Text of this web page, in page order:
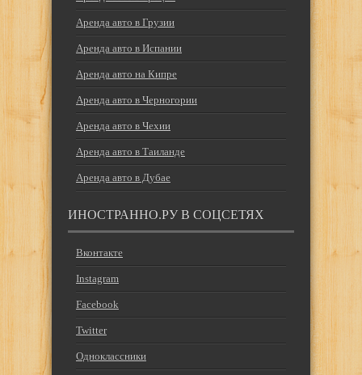
Аренда авто в Грузии
Аренда авто в Испании
Аренда авто на Кипре
Аренда авто в Черногории
Аренда авто в Чехии
Аренда авто в Таиланде
Аренда авто в Дубае
ИНОСТРАННО.РУ В СОЦСЕТЯХ
Вконтакте
Instagram
Facebook
Twitter
Одноклассники